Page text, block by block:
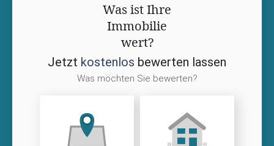
Was ist Ihre
Immobilie
wert?
Jetzt kostenlos bewerten lassen
Was möchten Sie bewerten?